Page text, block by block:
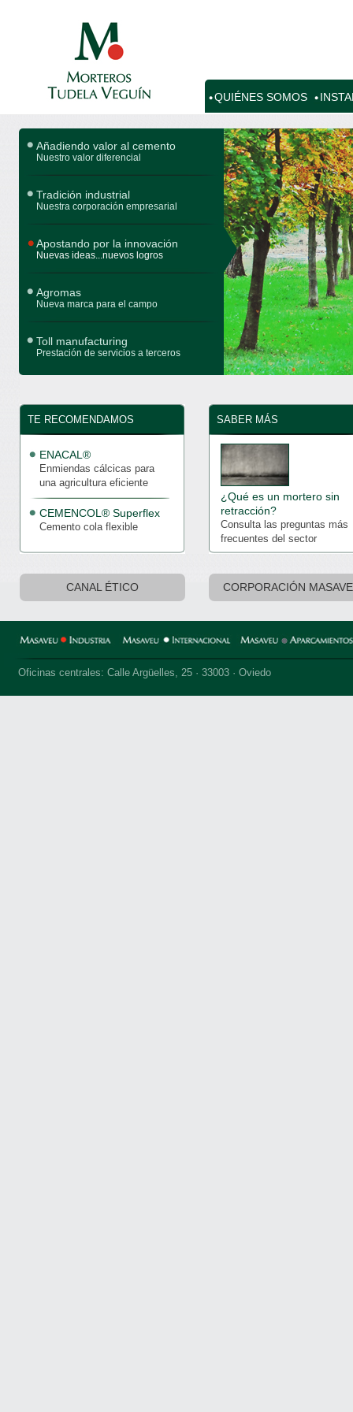
QUIÉNES SOMOS
Añadiendo valor al cemento
Nuestro valor diferencial
Tradición industrial
Nuestra corporación empresarial
Apostando por la innovación
Nuevas ideas...nuevos logros
Agromas
Nueva marca para el campo
Toll manufacturing
Prestación de servicios a terceros
TE RECOMENDAMOS
ENACAL®
Enmiendas cálcicas para
una agricultura eficiente
CEMENCOL® Superflex
Cemento cola flexible
SABER MÁS
¿Qué es un mortero sin
retracción?
Consulta las preguntas más
frecuentes del sector
CANAL ÉTICO CORPORACIÓN
Oficinas centrales: Calle Argüelles, 25 · 33003 · Oviedo